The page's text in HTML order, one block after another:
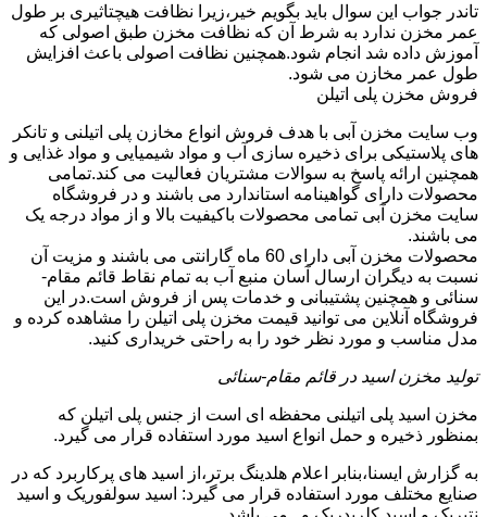
تاندر جواب این سوال باید بگویم خیر،زیرا نظافت هیچتاثیری بر طول
عمر مخزن ندارد به شرط آن که نظافت مخزن طبق اصولی که
آموزش داده شد انجام شود.همچنین نظافت اصولی باعث افزایش
طول عمر مخازن می شود.
فروش مخزن پلی اتیلن
وب سایت مخزن آبی با هدف فروش انواع مخازن پلی اتیلنی و تانکر
های پلاستیکی برای ذخیره سازی آب و مواد شیمیایی و مواد غذایی و
همچنین ارائه پاسخ به سوالات مشتریان فعالیت می کند.تمامی
محصولات دارای گواهینامه استاندارد می باشند و در فروشگاه
سایت مخزن آبی تمامی محصولات باکیفیت بالا و از مواد درجه یک
می باشند.
محصولات مخزن آبی دارای 60 ماه گارانتی می باشند و مزیت آن
نسبت به دیگران ارسال آسان منبع آب به تمام نقاط قائم مقام-
سنائی و همچنین پشتیبانی و خدمات پس از فروش است.در این
فروشگاه آنلاین می توانید قیمت مخزن پلی اتیلن را مشاهده کرده و
مدل مناسب و مورد نظر خود را به راحتی خریداری کنید.
تولید مخزن اسید در قائم مقام-سنائی
مخزن اسید پلی اتیلنی محفظه ای است از جنس پلی اتیلن که
بمنظور ذخیره و حمل انواع اسید مورد استفاده قرار می گیرد.
به گزارش ایسنا،بنابر اعلام هلدینگ برتر،از اسید های پرکاربرد که در
صنایع مختلف مورد استفاده قرار می گیرد: اسید سولفوریک و اسید